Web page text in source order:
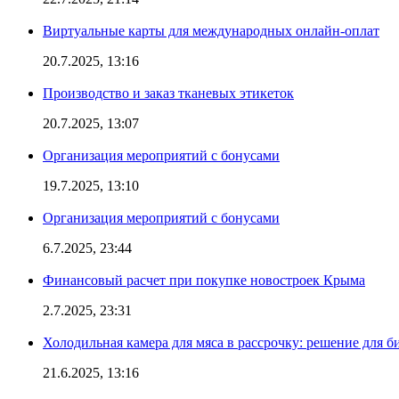
Виртуальные карты для международных онлайн-оплат
20.7.2025, 13:16
Производство и заказ тканевых этикеток
20.7.2025, 13:07
Организация мероприятий с бонусами
19.7.2025, 13:10
Организация мероприятий с бонусами
6.7.2025, 23:44
Финансовый расчет при покупке новостроек Крыма
2.7.2025, 23:31
Холодильная камера для мяса в рассрочку: решение для
21.6.2025, 13:16